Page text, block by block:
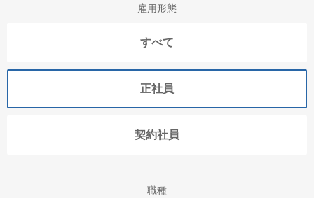
雇用形態
すべて
正社員
契約社員
職種